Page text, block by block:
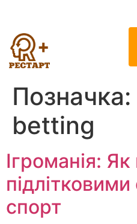
Позначка:
betting
Ігроманія:
спорт